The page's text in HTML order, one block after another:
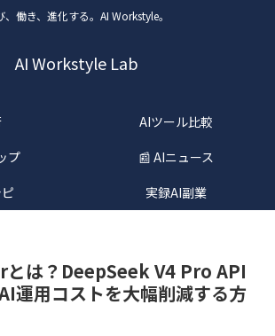
、働き、進化する。AI Workstyle。
AI Workstyle Lab
AIツール比較
プ
📰 AIニュース
実録AI副業
は？DeepSeek V4 Pro API
運用コストを大幅削減する方